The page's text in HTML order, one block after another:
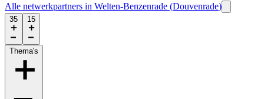
Alle netwerkpartners in Welten-Benzenrade (Douvenrade)
35 15
Thema's